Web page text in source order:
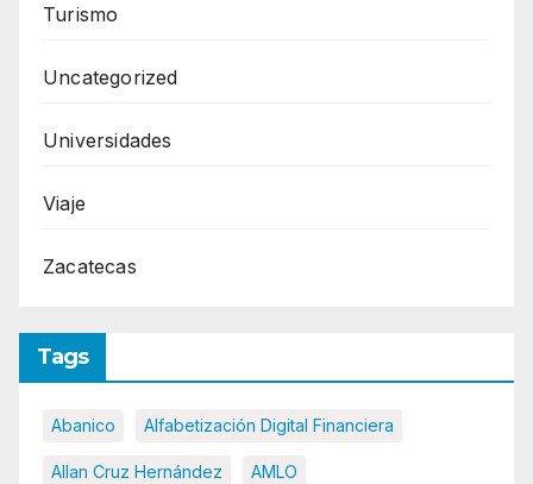
Turismo
Uncategorized
Universidades
Viaje
Zacatecas
Tags
Abanico Alfabetización Digital Financiera
Allan Cruz Hernández AMLO